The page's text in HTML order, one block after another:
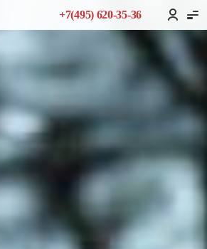
+7(495) 620-35-36